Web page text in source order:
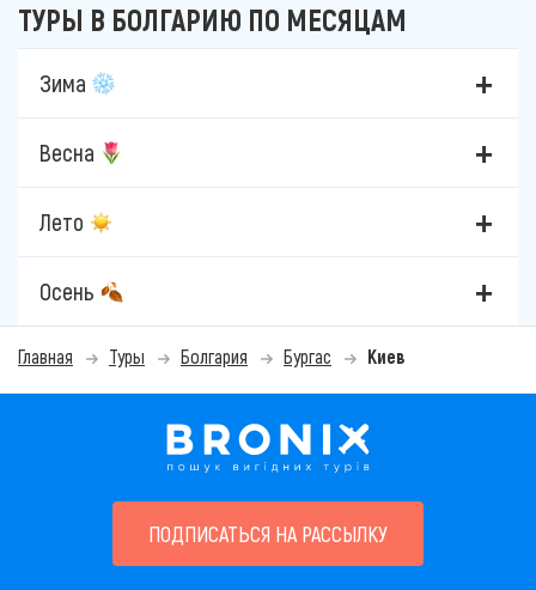
ТУРЫ В БОЛГАРИЮ ПО МЕСЯЦАМ
Зима
Весна
Лето
Осень
Главная Туры Болгария Бургас Киев
ПОДПИСАТЬСЯ НА РАССЫЛКУ